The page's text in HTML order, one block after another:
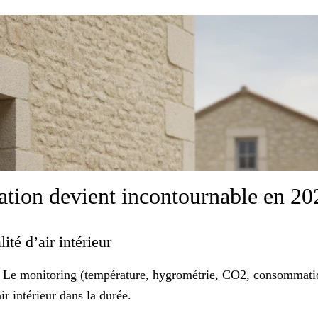
devient incontournable en
d’air intérieur
Le monitoring (température, hygrométrie, CO2,
intérieur dans la durée.